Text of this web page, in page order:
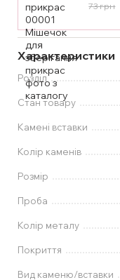
73 грн
Характеристики
Розділ
Стан товару
Камені вставки
Колір каменів
Розмір
Проба
Колір металу
Покриття
Вид каменю/вставки